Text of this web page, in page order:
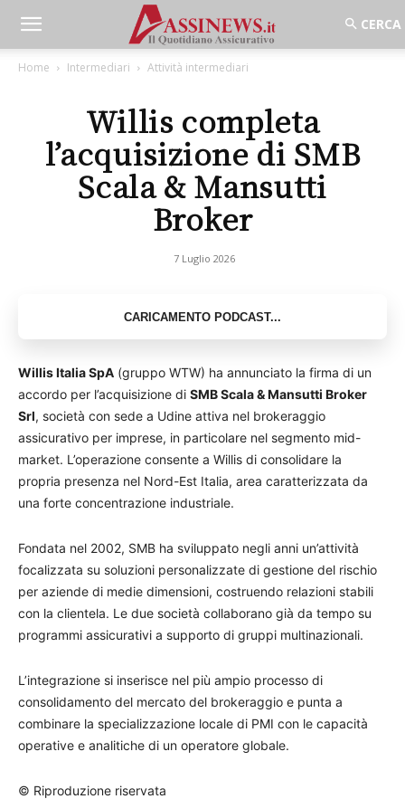
Home Intermediari Attività intermediari
Willis completa
l’acquisizione di SMB
Scala & Mansutti
Broker
7 Luglio 2026
Willis Italia SpA (gruppo WTW) ha annunciato la firma di un
accordo per l’acquisizione di SMB Scala & Mansutti Broker
Srl, società con sede a Udine attiva nel brokeraggio
assicurativo per imprese, in particolare nel segmento mid-
market. L’operazione consente a Willis di consolidare la
propria presenza nel Nord-Est Italia, area caratterizzata da
una forte concentrazione industriale.
Fondata nel 2002, SMB ha sviluppato negli anni un’attività
focalizzata su soluzioni personalizzate di gestione del rischio
per aziende di medie dimensioni, costruendo relazioni stabili
con la clientela. Le due società collaborano già da tempo su
programmi assicurativi a supporto di gruppi multinazionali.
L’integrazione si inserisce nel più ampio processo di
consolidamento del mercato del brokeraggio e punta a
combinare la specializzazione locale di PMI con le capacità
operative e analitiche di un operatore globale.
© Riproduzione riservata